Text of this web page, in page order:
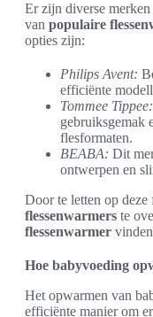
Er zijn diverse
van populaire
opties zijn:
Philips Avent:
efficiënte
Tommee Tippee:
gebruiksgemak
flesformaten.
BEABA: Dit
ontwerpen en
Door te letten op deze
flessenwarmers te
flessenwarmer
Hoe babyvoeding
Het opwarmen van
efficiënte manier om